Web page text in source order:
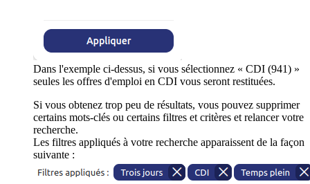
Dans l'exemple ci-dessus, si vous sélectionnez « CDI (941) »
seules les offres d'emploi en CDI vous seront restituées.
Si vous obtenez trop peu de résultats, vous pouvez supprimer
certains mots-clés ou certains filtres et critères et relancer votre
recherche.
Les filtres appliqués à votre recherche apparaissent de la façon
suivante :